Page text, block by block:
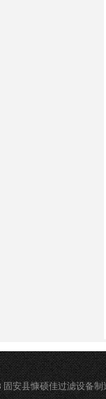
固安县慷硕佳过滤设备制